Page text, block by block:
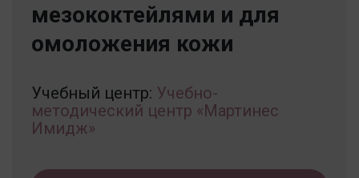
мезококтейлями и для
омоложения кожи
Учебный центр: Учебно-
методический центр «Мартинес
Имидж»